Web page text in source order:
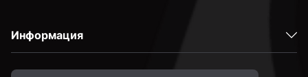
Информация